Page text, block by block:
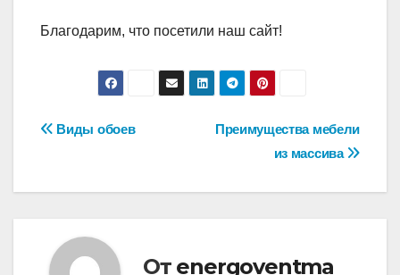
Благодарим, что посетили наш сайт!
Навигация
Преимущества мебели
из массива
Виды обоев
От energoventma